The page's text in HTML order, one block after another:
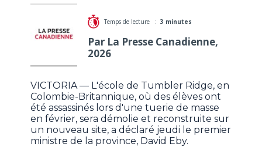
Temps de lecture :3 minutes
Par La Presse Canadienne,
2026
VICTORIA — L'école de Tumbler Ridge, en
Colombie-Britannique, où des élèves ont
été assassinés lors d'une tuerie de masse
en février, sera démolie et reconstruite sur
un nouveau site, a déclaré jeudi le premier
ministre de la province, David Eby.